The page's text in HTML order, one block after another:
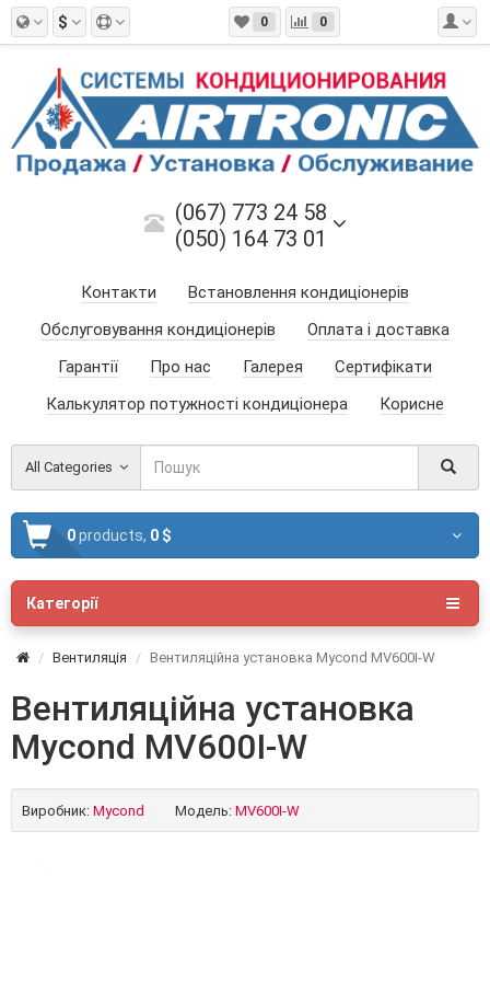
$ 0 0
(067) 773 24 58
(050) 164 73 01
Контакти
Встановлення кондиціонерів
Обслуговування кондиціонерів
Оплата і доставка
Гарантії
Про нас Галерея
Сертифікати
Калькулятор потужності кондиціонера
Корисне
All Categories
0products, 0 $
Категорії
Вентиляція Вентиляційна установка Mycond MV600I-W
Вентиляційна установка
Mycond MV600I-W
Виробник: Mycond Модель: MV600I-W